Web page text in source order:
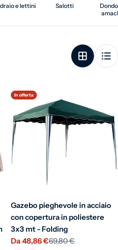
e lettini Salotti
In offerta
Gazebo pieghevole in acciaio
con copertura in poliestere
3x3 mt - Folding
Prezzo di vendita
Da 48,86 €
Prezzo normale
69,80 €